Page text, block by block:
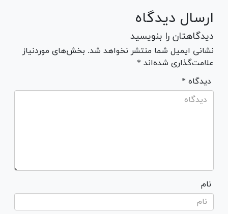
ارسال دیدگاه
دیدگاهتان را بنویسید
نشانی ایمیل شما منتشر نخواهد شد. بخش‌های موردنیاز
علامت‌گذاری شده‌اند *
* دیدگاه
نام